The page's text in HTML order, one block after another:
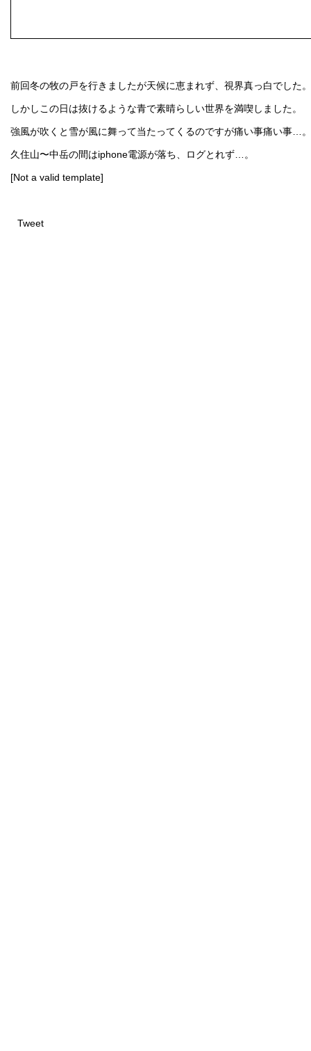
前回冬の牧の戸を行きましたが天候に恵まれず、視界真っ白でした。
しかしこの日は抜けるような青で素晴らしい世界を満喫しました。
強風が吹くと雪が風に舞って当たってくるのですが痛い事痛い事…。
久住山〜中岳の間はiphone電源が落ち、ログとれず…。
[Not a valid template]
Tweet